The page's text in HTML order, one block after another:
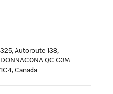
325, Autoroute 138,
DONNACONA QC G3M
1C4, Canada